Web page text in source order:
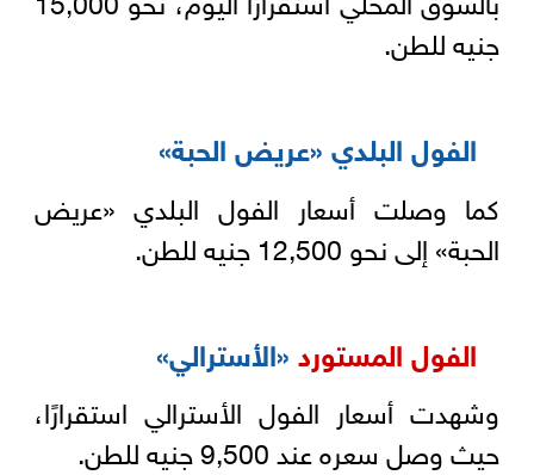
جنيه للطن.
الفول البلدي «عريض الحبة»
كما وصلت أسعار الفول البلدي «عريض
الحبة» إلى نحو 12,500 جنيه للطن.
الفول المستورد«الأسترالي»
وشهدت أسعار الفول الأسترالي استقرارًا،
حيث وصل سعره عند 9,500 جنيه للطن.